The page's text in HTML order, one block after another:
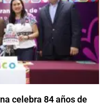
celebra 84 años de